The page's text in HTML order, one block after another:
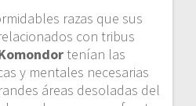
razas que sus
con tribus
tenían las
y mentales necesarias
áreas desoladas del